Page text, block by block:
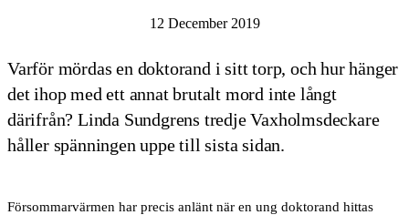
12 December 2019
Varför mördas en doktorand i sitt torp, och hur hänger
det ihop med ett annat brutalt mord inte långt
därifrån? Linda Sundgrens tredje Vaxholmsdeckare
håller spänningen uppe till sista sidan.
Försommarvärmen har precis anlänt när en ung doktorand hittas